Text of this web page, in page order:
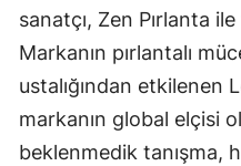
sanatçı, Zen Pırlanta
Markanın pırlantalı
ustalığından etkilenen
markanın global elçisi
beklenmedik tanışma,